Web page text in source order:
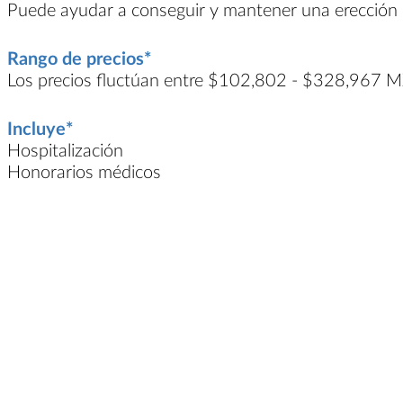
Puede ayudar a conseguir y mantener una erección
Rango de precios*
Los precios fluctúan entre $102,802 - $328,967
Incluye*
Hospitalización
Honorarios médicos